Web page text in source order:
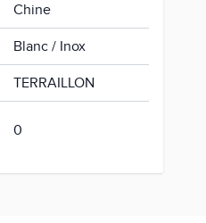
Chine
Blanc / Inox
TERRAILLON
0